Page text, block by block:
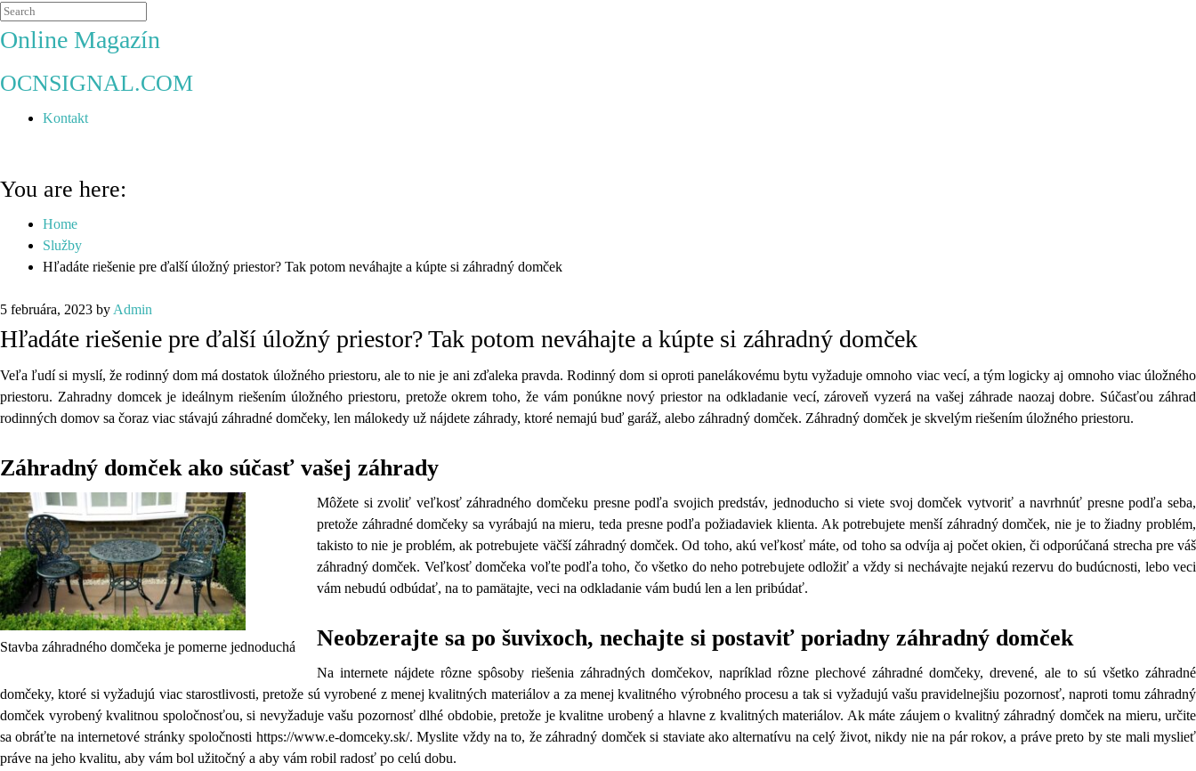
Online Magazín
OCNSIGNAL.COM
Kontakt
You are here:
Home
Služby
Hľadáte riešenie pre ďalší úložný priestor? Tak potom neváhajte a kúpte si záhradný domček
5 februára, 2023 by Admin
Hľadáte riešenie pre ďalší úložný priestor? Tak potom neváhajte a kúpte si záhradný domček
Veľa ľudí si myslí, že rodinný dom má dostatok úložného priestoru, ale to nie je ani zďaleka pravda. Rodinný dom si oproti panelákovému bytu vyžaduje omnoho viac vecí, a tým logicky aj omnoho viac úložného
priestoru. Zahradny domcek je ideálnym riešením úložného priestoru, pretože okrem toho, že vám ponúkne nový priestor na odkladanie vecí, zároveň vyzerá na vašej záhrade naozaj dobre. Súčasťou záhrad
rodinných domov sa čoraz viac stávajú záhradné domčeky, len málokedy už nájdete záhrady, ktoré nemajú buď garáž, alebo záhradný domček. Záhradný domček je skvelým riešením úložného priestoru.
Záhradný domček ako súčasť vašej záhrady
Stavba záhradného domčeka je pomerne jednoduchá
Môžete si zvoliť veľkosť záhradného domčeku presne podľa svojich predstáv, jednoducho si viete svoj domček vytvoriť a navrhnúť presne podľa seba,
pretože záhradné domčeky sa vyrábajú na mieru, teda presne podľa požiadaviek klienta. Ak potrebujete menší záhradný domček, nie je to žiadny problém,
takisto to nie je problém, ak potrebujete väčší záhradný domček. Od toho, akú veľkosť máte, od toho sa odvíja aj počet okien, či odporúčaná strecha pre váš
záhradný domček. Veľkosť domčeka voľte podľa toho, čo všetko do neho potrebujete odložiť a vždy si nechávajte nejakú rezervu do budúcnosti, lebo veci
vám nebudú odbúdať, na to pamätajte, veci na odkladanie vám budú len a len pribúdať.
Neobzerajte sa po šuvixoch, nechajte si postaviť poriadny záhradný domček
Na internete nájdete rôzne spôsoby riešenia záhradných domčekov, napríklad rôzne plechové záhradné domčeky, drevené, ale to sú všetko záhradné
domčeky, ktoré si vyžadujú viac starostlivosti, pretože sú vyrobené z menej kvalitných materiálov a za menej kvalitného výrobného procesu a tak si vyžadujú vašu pravidelnejšiu pozornosť, naproti tomu záhradný
domček vyrobený kvalitnou spoločnosťou, si nevyžaduje vašu pozornosť dlhé obdobie, pretože je kvalitne urobený a hlavne z kvalitných materiálov. Ak máte záujem o kvalitný záhradný domček na mieru, určite
sa obráťte na internetové stránky spoločnosti https://www.e-domceky.sk/. Myslite vždy na to, že záhradný domček si staviate ako alternatívu na celý život, nikdy nie na pár rokov, a práve preto by ste mali myslieť
práve na jeho kvalitu, aby vám bol užitočný a aby vám robil radosť po celú dobu.